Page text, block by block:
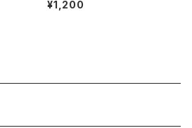
¥1,200